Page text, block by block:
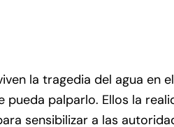
la tragedia del agua en
palparlo. Ellos la
sensibilizar a las